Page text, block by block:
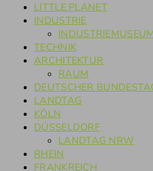
LITTLE PLANET
INDUSTRIE
TECHNIK
ARCHITEKTUR
RAUM
DEUTSCHER
LANDTAG
KÖLN
DÜSSELDORF
LANDTAG NRW
RHEIN
FRANKREICH